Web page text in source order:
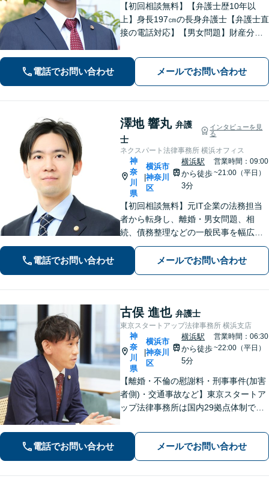
【初回相談無料】【弁護士歴10年以
上】身長197㎝の長身弁護士【弁護士直
接の電話対応】【男女問題】財産分与
最適な債務整理をご提案【刑事事件】
交渉に強い！即日接見に努めます【夜
間・休日面談】【完全個室】【横浜駅7
分】
電話でお問い合わせ メールでお問い合わせ
澤地 響丸 弁護
士
インタビューを見
る
ネクスパート法律事務所 横浜オフィス
神
奈
川
県
|
横浜市
神奈川
区
横浜駅
から徒歩
3分
営業時間：09:00
~21:00（平日）
【初回相談無料】元IT企業の法務担当
者から転身し、離婚・男女問題、相
続、債務整理などの一般民事を幅広く
対応。豊富な経験から得た徹底的なリ
サーチ力と多角的なアプローチで、ス
ピーディな解決を目指します！【電話
電話でお問い合わせ メールでお問い合わせ
古俣 進也 弁護士
東京スタートアップ法律事務所 横浜支店
神
奈
川
県
|
横浜市
神奈川
区
横浜駅
から徒歩
5分
営業時間：06:30
~22:00（平日）
【離婚・不倫の慰謝料・刑事事件(加害
者側)・交通事故など】東京スタートア
ップ法律事務所は国内29拠点体制で全
対応(法律相談は完全予約制)】各分野で
専門性の高い弁護士が寄り添い解決を
サポートします。
電話でお問い合わせ メールでお問い合わせ